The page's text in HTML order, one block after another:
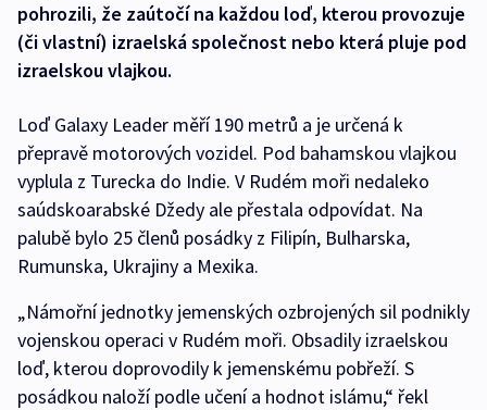
pohrozili, že zaútočí na každou loď, kterou provozuje
(či vlastní) izraelská společnost nebo která pluje pod
izraelskou vlajkou.
Loď Galaxy Leader měří 190 metrů a je určená k
přepravě motorových vozidel. Pod bahamskou vlajkou
vyplula z Turecka do Indie. V Rudém moři nedaleko
saúdskoarabské Džedy ale přestala odpovídat. Na
palubě bylo 25 členů posádky z Filipín, Bulharska,
Rumunska, Ukrajiny a Mexika.
„Námořní jednotky jemenských ozbrojených sil podnikly
vojenskou operaci v Rudém moři. Obsadily izraelskou
loď, kterou doprovodily k jemenskému pobřeží. S
posádkou naloží podle učení a hodnot islámu,“ řekl